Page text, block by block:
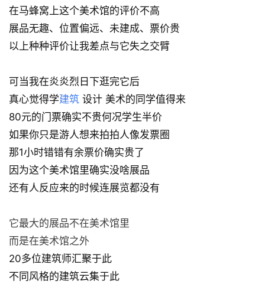
在马蜂窝上这个美术馆的评价不高
展品无趣、位置偏远、未建成、票价贵
以上种种评价让我差点与它失之交臂
可当我在炎炎烈日下逛完它后
真心觉得学建筑 设计 美术的同学值得来
80元的门票确实不贵何况学生半价
如果你只是游人想来拍拍人像发票圈
那1小时错错有余票价确实贵了
因为这个美术馆里确实没啥展品
还有人反应来的时候连展览都没有
它最大的展品不在美术馆里
而是在美术馆之外
20多位建筑师汇聚于此
不同风格的建筑云集于此